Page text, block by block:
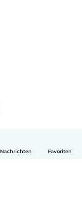
Nachrichten Favoriten